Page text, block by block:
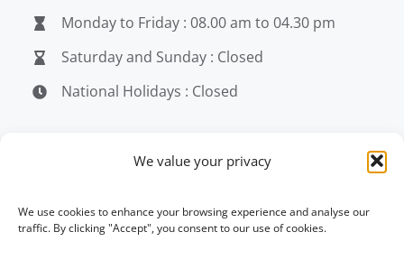
We value your privacy
We use cookies to enhance your browsing experience and analyse our
traffic. By clicking "Accept", you consent to our use of cookies.
Monday to Friday : 08.00 am to 04.30 pm
Saturday and Sunday : Closed
National Holidays : Closed
penerjemahjakarta.com
penerjemahjakarta.com